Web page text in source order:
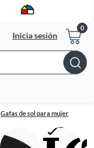
Inicia sesión
Gafas de sol para mujer